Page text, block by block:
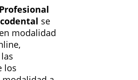
se
modalidad
los